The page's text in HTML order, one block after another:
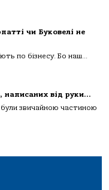
чи Буковелі не
по бізнесу. Бо наш...
написаних від руки…
звичайною частиною